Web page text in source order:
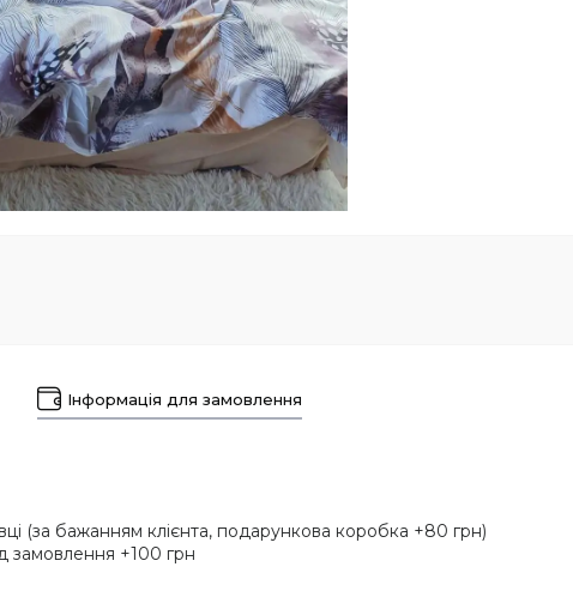
Інформація для замовлення
(за бажанням клієнта, подарункова коробка +80 грн)
замовлення +100 грн